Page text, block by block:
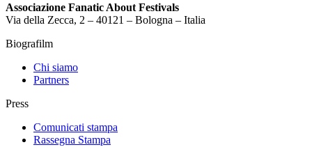
Associazione Fanatic About Festivals
Via della Zecca, 2 – 40121 – Bologna – Italia
Biografilm
Chi siamo
Partners
Press
Comunicati stampa
Rassegna Stampa